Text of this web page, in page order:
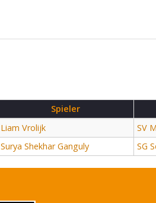
Spieler
Liam Vrolijk SV
Surya Shekhar Ganguly SG